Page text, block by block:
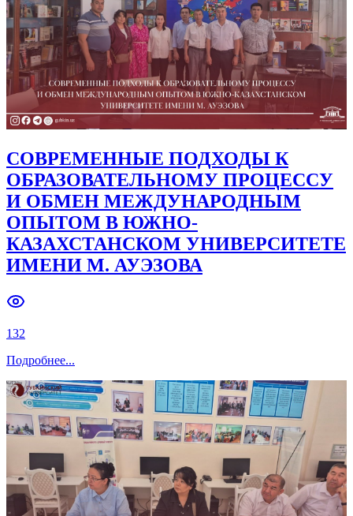
СОВРЕМЕННЫЕ ПОДХОДЫ К
ОБРАЗОВАТЕЛЬНОМУ ПРОЦЕССУ
И ОБМЕН МЕЖДУНАРОДНЫМ
ОПЫТОМ В ЮЖНО-
КАЗАХСТАНСКОМ УНИВЕРСИТЕТЕ
ИМЕНИ М. АУЭЗОВА
132
Подробнее...